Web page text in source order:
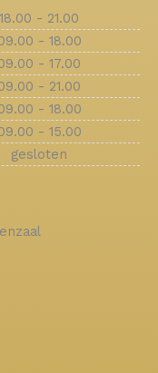
18.00 - 21.00
- 18.00
- 17.00
- 21.00
- 18.00
- 15.00
gesloten